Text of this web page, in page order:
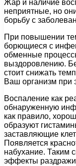
Жар и наличие
неприятные, но
борьбу с
При повышении
борющиеся с
обменные
выздоровлению.
стоит снижать
Ваш организм при
Воспаление как
обнаруженную
как правило,
образуют
заставляющие
Появляется
набухание. Таким
эффекты